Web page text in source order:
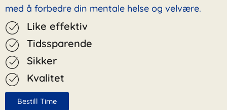
med å forbedre din mentale helse og velvære.
Like effektiv
Tidssparende
Sikker
Kvalitet
Bestill Time